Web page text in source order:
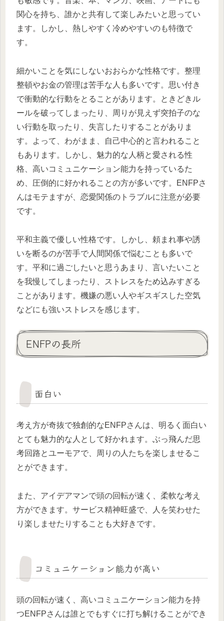
関心を持ち、誰かと共有して楽しみたいと思ってい
ます。しかし、熱しやすく冷めやすいのも特徴で
す。
細かいことを気にしないおおらかな性格です。整理
整頓やお金の管理は苦手な人も多いです。思い付き
で衝動的な行動をとることがあります。ときどきル
ールを破ってしまったり、周りが見えず突拍子のな
い行動を取ったり、失言したりすることがありま
す。よって、わがまま、自己中心的と言われること
もあります。しかし、魅力的な人柄と愛される性
格、高いコミュニケーション能力を持っているた
め、圧倒的に好かれることの方が多いです。ENFPさ
んはモテますが、恋愛関係のトラブルに注意が必要
です。
平和主義で優しい性格です。しかし、頼まれ事や誘
いを断るのが苦手で人間関係で悩むことも多いで
す。平和に過ごしたいと思うあまり、言いたいこと
を我慢してしまったり、ストレスをため込みすぎる
ことがあります。機嫌の悪い人やギスギスした空気
などにも強いストレスを感じます。
ENFPの長所
面白い
考え方が奇抜で独創的なENFPさんは、明るく面白い
とても魅力的な人として好かれます。ぶっ飛んだ思
考回路とユーモアで、周りの人たちを楽しませるこ
とができます。
また、アイデアマンで頭の回転が速く、柔軟な考え
方ができます。サービス精神旺盛で、人を笑わせた
り楽しませたりすることも大好きです。
コミュニケーション能力が高い
頭の回転が速く、高いコミュニケーション能力を持
つENFPさんは誰とでもすぐに打ち解けることができ